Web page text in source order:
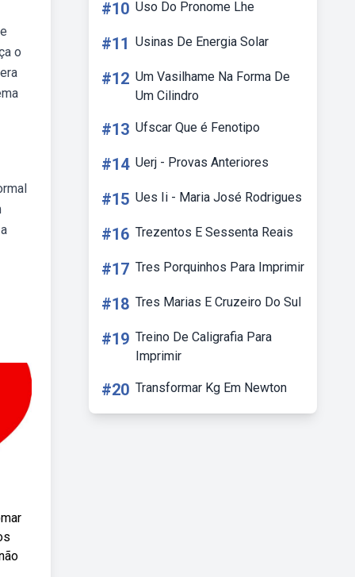
o
#10 Uso Do Pronome Lhe
#11 Usinas De Energia Solar
#12 Um Vasilhame Na Forma De
Um Cilindro
#13 Ufscar Que é Fenotipo
#14 Uerj - Provas Anteriores
#15 Ues Ii - Maria José Rodrigues
#16 Trezentos E Sessenta Reais
#17 Tres Porquinhos Para Imprimir
#18 Tres Marias E Cruzeiro Do Sul
#19 Treino De Caligrafia Para
Imprimir
#20 Transformar Kg Em Newton